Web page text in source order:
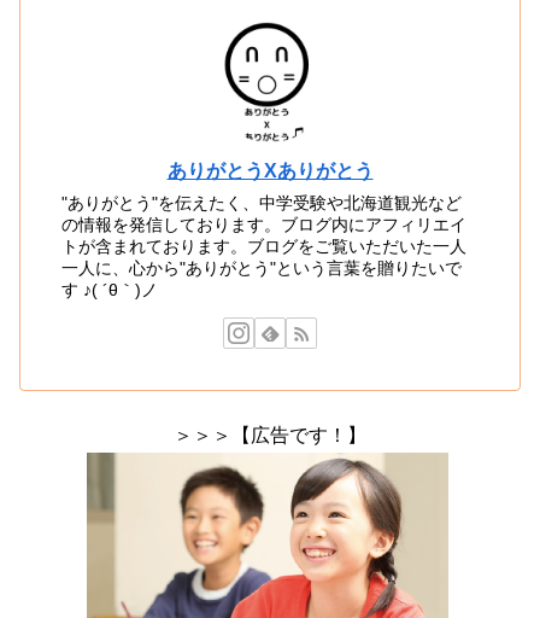
ありがとうXありがとう
"ありがとう"を伝えたく、中学受験や北海道観光など
の情報を発信しております。ブログ内にアフィリエイ
トが含まれております。ブログをご覧いただいた一人
一人に、心から"ありがとう"という言葉を贈りたいで
す ♪( ´θ｀)ノ
＞＞＞【広告です！】